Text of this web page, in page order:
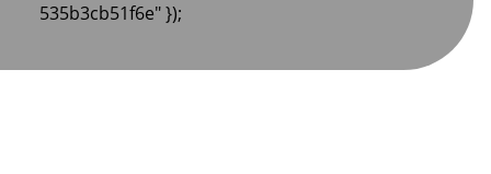
535b3cb51f6e" });